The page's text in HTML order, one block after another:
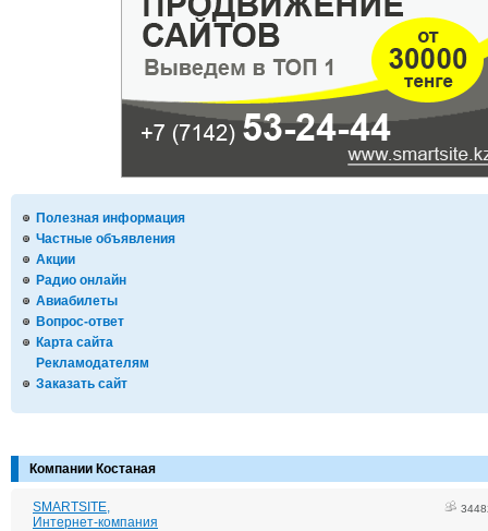
Полезная информация
Частные объявления
Акции
Радио онлайн
Авиабилеты
Вопрос-ответ
Карта сайта
Рекламодателям
Заказать сайт
Компании Костаная
SMARTSITE,
Интернет-компания